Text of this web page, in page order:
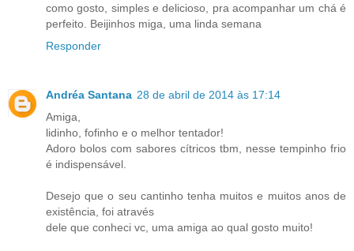
como gosto, simples e delicioso, pra acompanhar um chá é
perfeito. Beijinhos miga, uma linda semana
Responder
Andréa Santana 28 de abril de 2014 às 17:14
Amiga,
lidinho, fofinho e o melhor tentador!
Adoro bolos com sabores cítricos tbm, nesse tempinho frio
é indispensável.
Desejo que o seu cantinho tenha muitos e muitos anos de
existência, foi através
dele que conheci vc, uma amiga ao qual gosto muito!